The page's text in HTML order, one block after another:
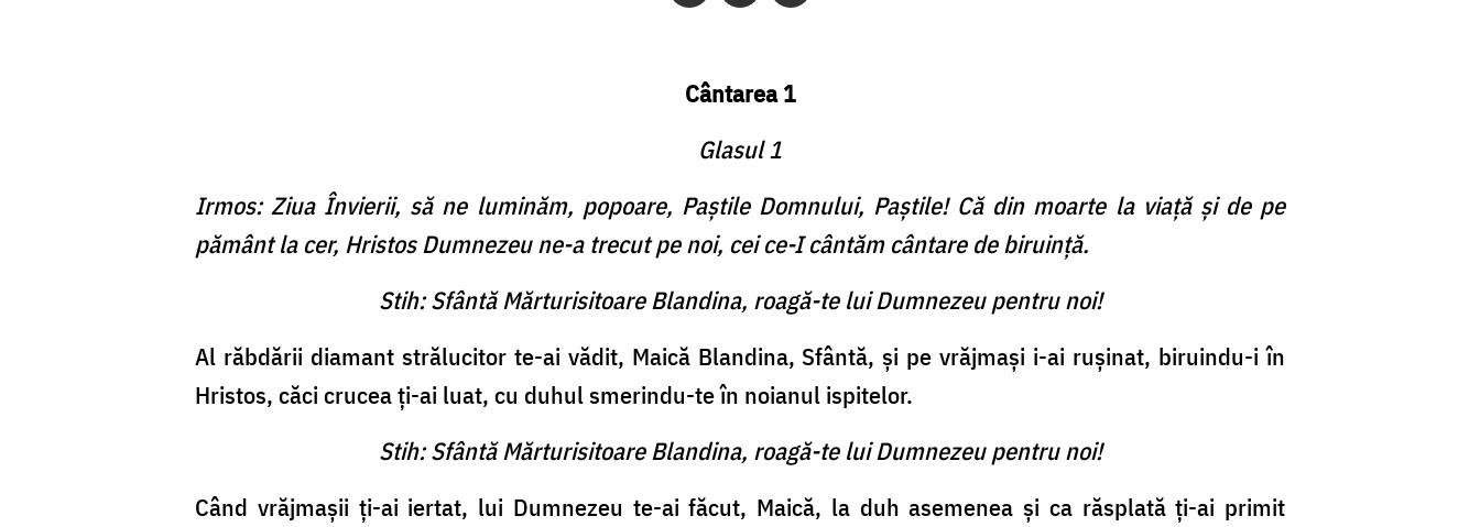
Cântarea 1
Glasul 1
Irmos: Ziua Învierii, să ne luminăm, popoare, Paștile Domnului, Paștile! Că din moarte la viață și de pe
pământ la cer, Hristos Dumnezeu ne-a trecut pe noi, cei ce-I cântăm cântare de biruință.
Stih: Sfântă Mărturisitoare Blandina, roagă-te lui Dumnezeu pentru noi!
Al răbdării diamant strălucitor te-ai vădit, Maică Blandina, Sfântă, și pe vrăjmași i-ai rușinat, biruindu-i în
Hristos, căci crucea ți-ai luat, cu duhul smerindu-te în noianul ispitelor.
Stih: Sfântă Mărturisitoare Blandina, roagă-te lui Dumnezeu pentru noi!
Când vrăjmașii ți-ai iertat, lui Dumnezeu te-ai făcut, Maică, la duh asemenea și ca răsplată ți-ai primit